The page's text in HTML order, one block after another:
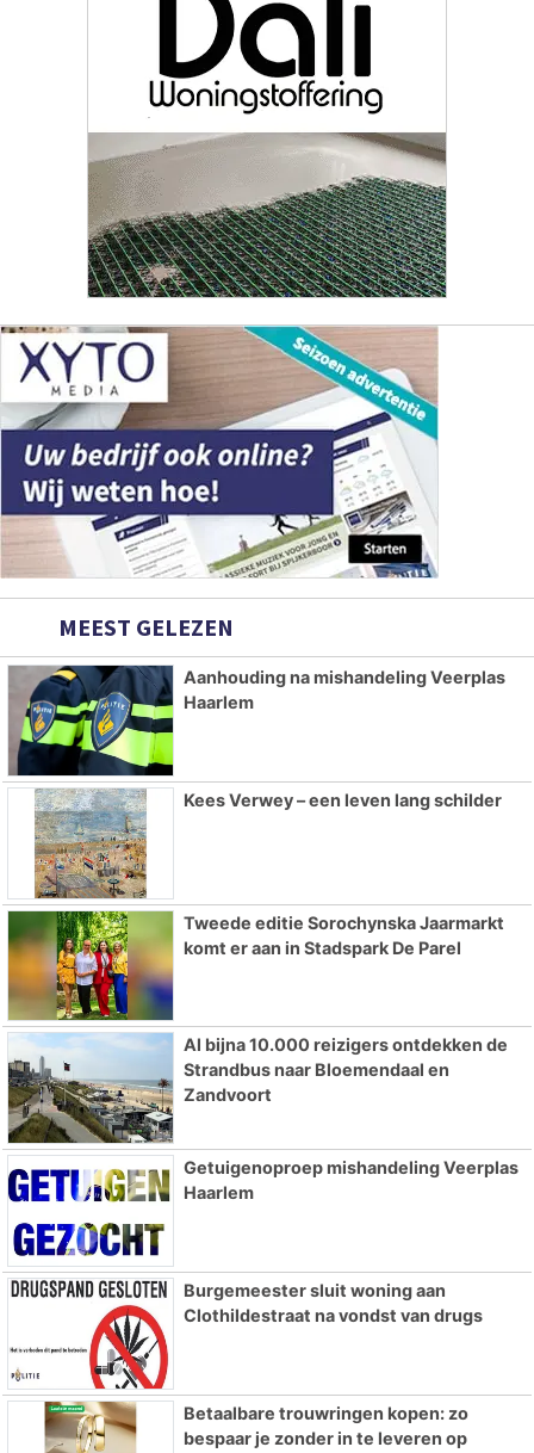
MEEST GELEZEN
Aanhouding na mishandeling Veerplas
Haarlem
Kees Verwey – een leven lang schilder
Tweede editie Sorochynska Jaarmarkt
komt er aan in Stadspark De Parel
Al bijna 10.000 reizigers ontdekken de
Strandbus naar Bloemendaal en
Zandvoort
Getuigenoproep mishandeling Veerplas
Haarlem
Burgemeester sluit woning aan
Clothildestraat na vondst van drugs
Betaalbare trouwringen kopen: zo
bespaar je zonder in te leveren op